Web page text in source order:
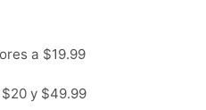
a $19.99
y $49.99